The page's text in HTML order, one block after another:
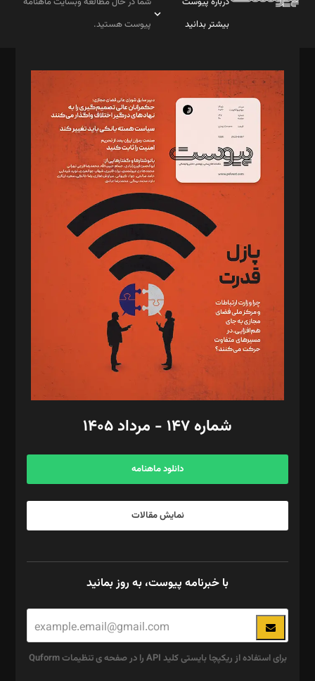
بیشتر بدانید
پیوست هستید.
مدیر مسئول: محمدباقر اثنی‌عشری
سردبیر: مهرک محمودی
دبیر تحریریه: میثم قاسمی
د‌بیر ناداستان: سمانه سمیع
د‌بیر خدمت و تجارت: ابوالفضل رجبی
د‌بیر حقوق فناوری: حسام‌الدین ایپکچی
د‌بیر پیوست جهان: مینا پاکدل
د‌بیر تحریریه آنلاین: بابک نقاش
تحریریه‌: مجتبی محمود‌ی، آرش برهمند، یسنا امان‌پور، سروش کرمیان،
مصطفی مسجدی آرانی، ابوالفضل رجبی، زهرا فکرانه، فائزه فتحی
رستمی،مصطفی باستان
ویرایش: نگار استاد‌‌آقا
طراح یونیفرم: مجید توکلی
فیلمبرداری و عکاسی: امیر شفیعی، مانی لطفی زاده
گرافیک و صفحه‌آرایی: سید‌سبحان‌علی ثابت
مد‌یر توسعه تجاری: کامبیز برید‌
امور مالی: شاپور رهبری، محمد‌ کاظمی‌نیا
آگهی و مشترکین: ۰۹۱۹۹۹۹۰۴۵۴
شماره ۱۴۷ - مرداد ۱۴۰۵
دانلود ماهنامه
نمایش مقالات
با خبرنامه پیوست، به روز بمانید
برای استفاده از ریکپچا بایستی کلید API را در صفحه ی تنظیمات Quform